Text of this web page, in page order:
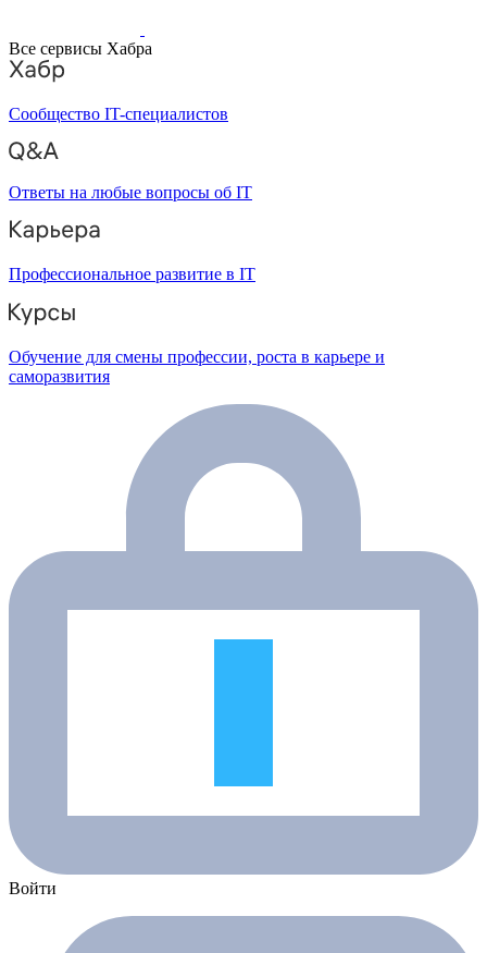
Все сервисы Хабра
Сообщество IT-специалистов
Ответы на любые вопросы об IT
Профессиональное развитие в IT
Обучение для смены профессии, роста в карьере и
саморазвития
Войти